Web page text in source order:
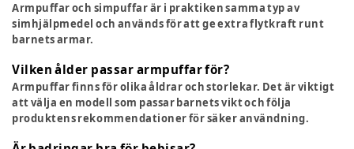
Armpuffar och simpuffar är i praktiken samma typ av
simhjälpmedel och används för att ge extra flytkraft runt
barnets armar.
Vilken ålder passar armpuffar för?
Armpuffar finns för olika åldrar och storlekar. Det är viktigt
att välja en modell som passar barnets vikt och följa
produktens rekommendationer för säker användning.